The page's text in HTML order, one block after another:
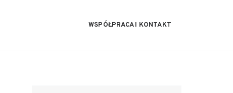
WSPÓŁPRACA I KONTAKT